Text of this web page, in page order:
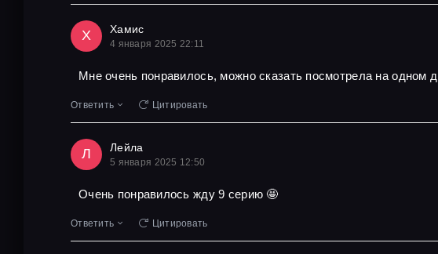
Х Хамис
4 января 2025 22:11
Мне очень понравилось, можно сказать посмотрела на
Ответить Цитировать
Л Лейла
5 января 2025 12:50
Очень понравилось жду 9 серию 🤩
Ответить Цитировать